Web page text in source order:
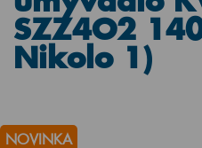
SZZ4O2
Nikolo 1)
NOVINKA